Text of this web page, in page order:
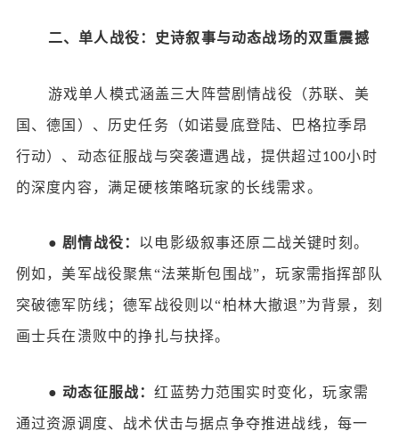
二、单人战役：史诗叙事与动态战场的双重震撼
游戏单人模式涵盖三大阵营剧情战役（苏联、美
国、德国）、历史任务（如诺曼底登陆、巴格拉季昂
行动）、动态征服战与突袭遭遇战，提供超过100小时
的深度内容，满足硬核策略玩家的长线需求。
● 剧情战役： 以电影级叙事还原二战关键时刻。
例如，美军战役聚焦“法莱斯包围战”，玩家需指挥部队
突破德军防线；德军战役则以“柏林大撤退”为背景，刻
画士兵在溃败中的挣扎与抉择。
● 动态征服战：红蓝势力范围实时变化，玩家需
通过资源调度、战术伏击与据点争夺推进战线，每一